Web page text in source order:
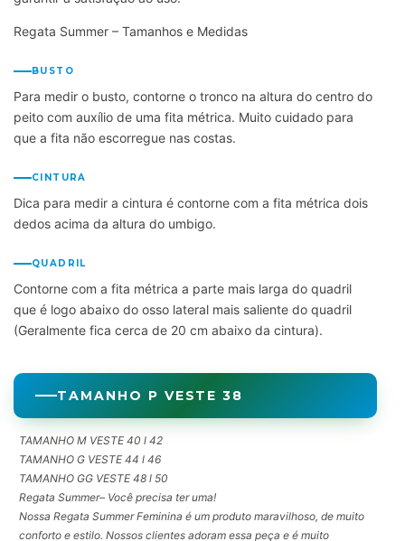
Regata Summer – Tamanhos e Medidas
BUSTO
Para medir o busto, contorne o tronco na altura do centro do
peito com auxílio de uma fita métrica. Muito cuidado para
que a fita não escorregue nas costas.
CINTURA
Dica para medir a cintura é contorne com a fita métrica dois
dedos acima da altura do umbigo.
QUADRIL
Contorne com a fita métrica a parte mais larga do quadril
que é logo abaixo do osso lateral mais saliente do quadril
(Geralmente fica cerca de 20 cm abaixo da cintura).
TAMANHO P VESTE 38
TAMANHO M VESTE 40 l 42
TAMANHO G VESTE 44 l 46
TAMANHO GG VESTE 48 l 50
Regata Summer– Você precisa ter uma!
Nossa Regata Summer Feminina é um produto maravilhoso, de muito
conforto e estilo. Nossos clientes adoram essa peça e é muito